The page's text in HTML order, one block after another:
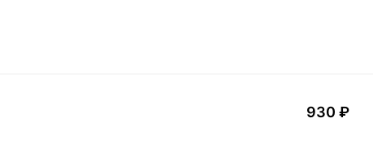
930 ₽